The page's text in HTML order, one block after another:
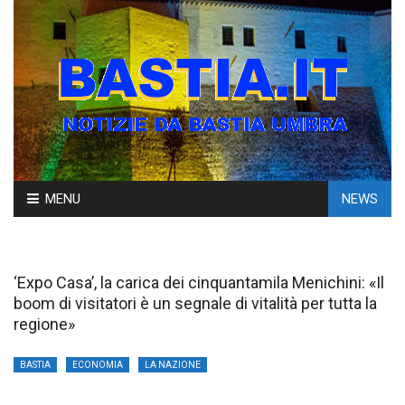
Skip
to
MENU NEWS
‘Expo Casa’, la carica dei cinquantamila Menichini: «Il
boom di visitatori è un segnale di vitalità per tutta la
regione»
BASTIA ECONOMIA LA NAZIONE